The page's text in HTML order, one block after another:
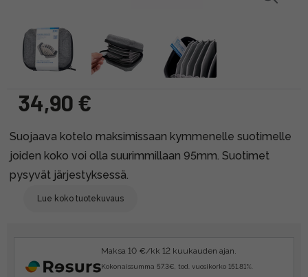
34,90 €
Suojaava kotelo maksimissaan kymmenelle suotimelle
joiden koko voi olla suurimmillaan 95mm. Suotimet
pysyvät järjestyksessä.
Lue koko tuotekuvaus
Maksa 10 €/kk 12 kuukauden ajan.
Kokonaissumma 57.3€, tod. vuosikorko 151.81%.